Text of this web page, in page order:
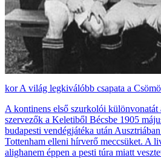
A világ legkiválóbb csapata a
A kontinens első szurkolói különvonatát
szervezők a Keletiből Bécsbe 1905
budapesti vendégjátéka után
Tottenham elleni hírverő meccsüket. A
alighanem éppen a pesti túra miatt